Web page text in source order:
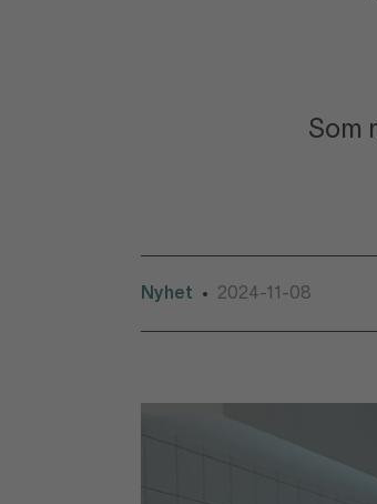
Som
Nyhet • 2024-11-08